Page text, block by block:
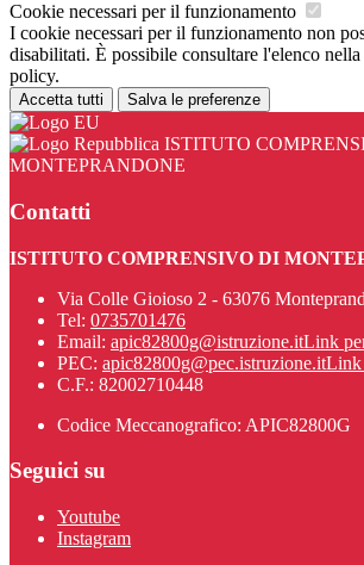
Cookie necessari per il funzionamento
I cookie necessari per il funzionamento non
disabilitati. È possibile consultare l'elenco
policy.
Accetta tutti Salva le preferenze
ISTITUTO
MONTEPRANDONE
Contatti
ISTITUTO COMPRENSIVO DI
Via Colle Gioioso 2 - 63076
Tel: 0735701476
Email: apic82800g@istruzione.itLink
PEC: apic82800g@pec.istruzione.itLink
C.F.: 82002710448
Codice Meccanografico: APIC82800G
Seguici su
Youtube
Instagram